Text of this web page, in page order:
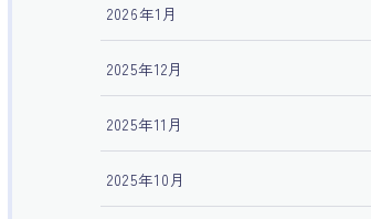
2026年1月
2025年12月
2025年11月
2025年10月